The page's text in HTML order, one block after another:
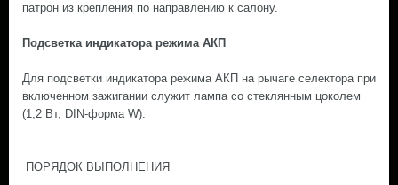
патрон из крепления по направлению к салону.
Подсветка индикатора режима АКП
Для подсветки индикатора режима АКП на рычаге селектора при
включенном зажигании служит лампа со стеклянным цоколем
(1,2 Вт, DIN-форма W).
ПОРЯДОК ВЫПОЛНЕНИЯ